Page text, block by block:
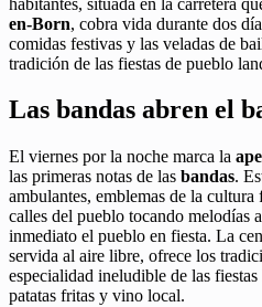
en-Born, cobra vida durante dos
comidas festivas y las veladas de
tradición de las fiestas de pueblo
Las bandas abren el
El viernes por la noche marca la
las primeras notas de las bandas.
ambulantes, emblemas de la
calles del pueblo tocando melodías
inmediato el pueblo en fiesta. La
servida al aire libre, ofrece los
especialidad ineludible de las
patatas fritas y vino local.